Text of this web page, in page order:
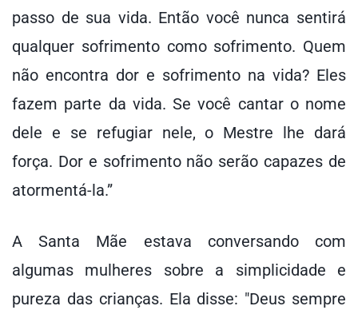
passo de sua vida. Então você nunca sentirá
qualquer sofrimento como sofrimento. Quem
não encontra dor e sofrimento na vida? Eles
fazem parte da vida. Se você cantar o nome
dele e se refugiar nele, o Mestre lhe dará
força. Dor e sofrimento não serão capazes de
atormentá-la.”
A Santa Mãe estava conversando com
algumas mulheres sobre a simplicidade e
pureza das crianças. Ela disse: "Deus sempre